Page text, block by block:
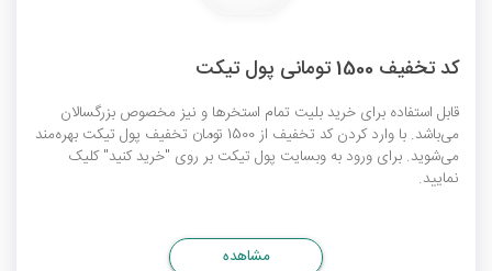
کد تخفیف 1500 تومانی پول تیکت
قابل استفاده برای خرید بلیت تمام استخرها و نیز مخصوص بزرگسالان
می‌باشد. با وارد کردن کد تخفیف از 1500 تومان تخفیف پول تیکت بهره‌مند
می‌شوید. برای ورود به وبسایت پول تیکت بر روی "خرید کنید" کلیک
نمایید.
مشاهده